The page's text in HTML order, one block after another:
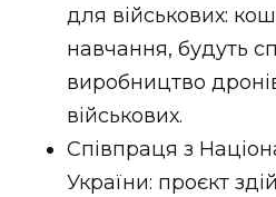
для військових:
навчання, будуть
виробництво
військових.
Співпраця з
України: проєкт